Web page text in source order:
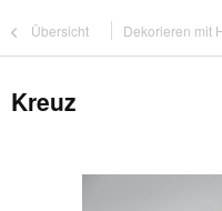
Übersicht Dekorieren mit
Kreuz